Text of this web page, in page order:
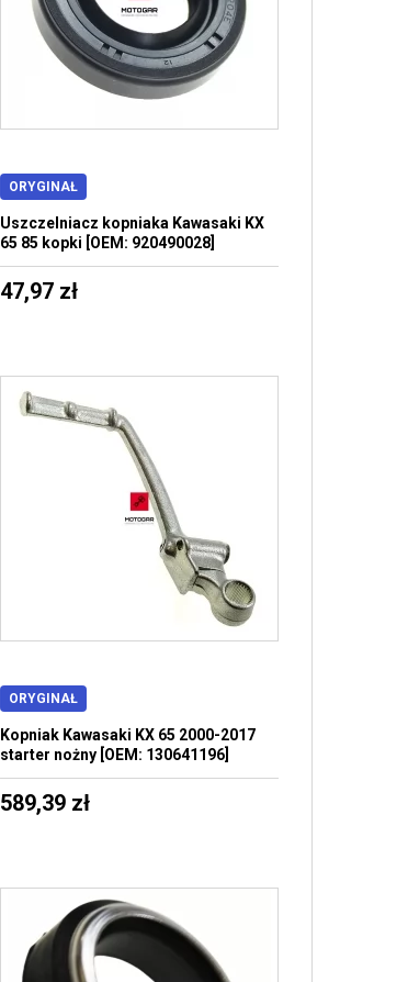
ORYGINAŁ
Uszczelniacz kopniaka Kawasaki KX
65 85 kopki [OEM: 920490028]
47,97 zł
ORYGINAŁ
Kopniak Kawasaki KX 65 2000-2017
starter nożny [OEM: 130641196]
589,39 zł